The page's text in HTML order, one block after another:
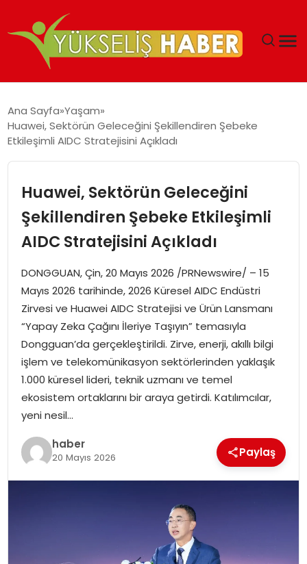
MALIYETLERINI AZALTIYOR’
Ana Sayfa Yaşam
Huawei, Sektörün Geleceğini Şekillendiren Şebeke
Etkileşimli AIDC Stratejisini Açıkladı
Huawei, Sektörün Geleceğini
Şekillendiren Şebeke Etkileşimli
AIDC Stratejisini Açıkladı
DONGGUAN, Çin, 20 Mayıs 2026 /PRNewswire/ – 15
Mayıs 2026 tarihinde, 2026 Küresel AIDC Endüstri
Zirvesi ve Huawei AIDC Stratejisi ve Ürün Lansmanı
“Yapay Zeka Çağını İleriye Taşıyın” temasıyla
Dongguan’da gerçekleştirildi. Zirve, enerji, akıllı bilgi
işlem ve telekomünikasyon sektörlerinden yaklaşık
1.000 küresel lideri, teknik uzmanı ve temel
ekosistem ortaklarını bir araya getirdi. Katılımcılar,
yeni nesil…
haber
20 Mayıs 2026 Paylaş